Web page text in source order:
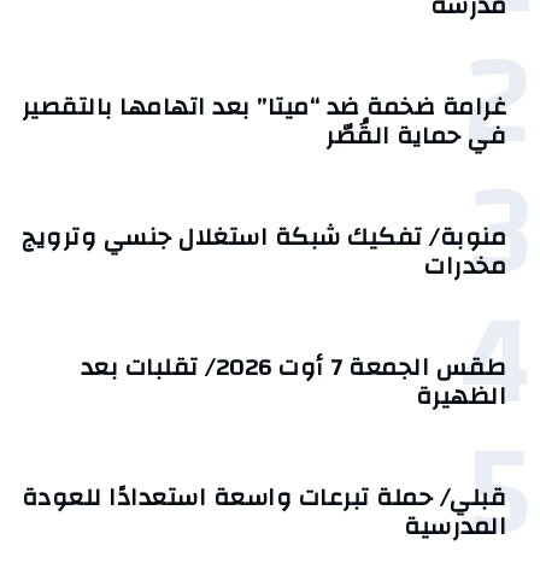
2
غرامة ضخمة ضد “ميتا” بعد اتهامها بالتقصير
في حماية القُصّر
3
منوبة/ تفكيك شبكة استغلال جنسي وترويج
مخدرات
4 طقس الجمعة 7 أوت 2026/ تقلبات بعد
الظهيرة
5
قبلي/ حملة تبرعات واسعة استعدادًا للعودة
المدرسية